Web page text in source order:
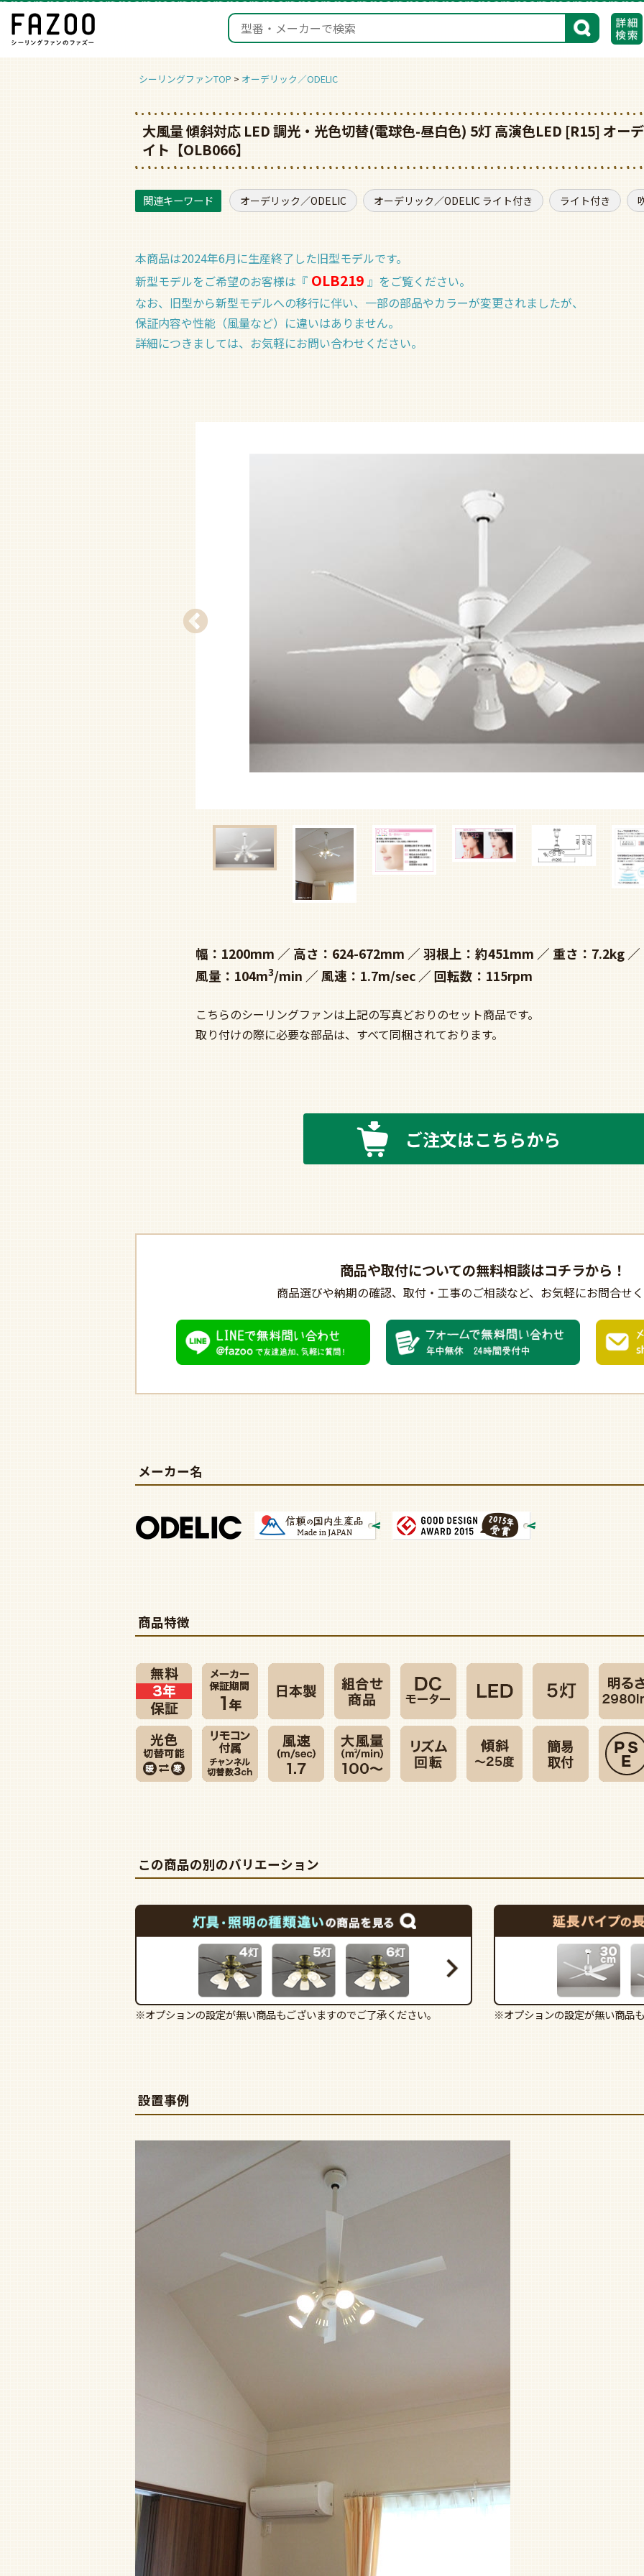
検索
シーリングファンTOP オーデリック／ODELIC
大風量 傾斜対応 LED 調光・光色切替(電球色-昼白色) 5灯 高演色LED [R15] オー
イト【OLB066】
オーデリック／ODELIC オーデリック／ODELIC ライト付き ライト付き
本商品は2024年6月に生産終了した旧型モデルです。
新型モデルをご希望のお客様は『 OLB219 』をご覧ください。
なお、旧型から新型モデルへの移行に伴い、一部の部品やカラーが変更されましたが、
保証内容や性能（風量など）に違いはありません。
詳細につきましては、お気軽にお問い合わせください。
幅：1200mm 高さ：624-672mm 羽根上：約451mm 重さ：7.2kg
風量：104m3/min 風速：1.7m/sec 回転数：115rpm
こちらのシーリングファンは上記の写真どおりのセット商品です。
取り付けの際に必要な部品は、すべて同梱されております。
ご注文はこちらから
商品や取付についての無料相談はコチラから！
商品選びや納期の確認、 取付・工事のご相談など、 お気軽にお問合せ
メーカー名
商品特徴
この商品の別のバリエーション
※オプションの設定が無い商品もございますのでご了承ください。 ※オプションの設定が無い商品
設置事例